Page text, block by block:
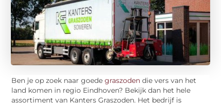
Ben je op zoek naar goedegraszoden die vers van het
land komen in regio Eindhoven? Bekijk dan het hele
assortiment van Kanters Graszoden. Het bedrijf is